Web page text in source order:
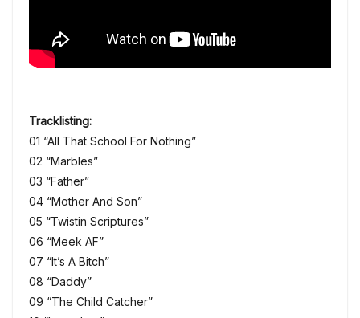
Tracklisting:
01 “All That School For Nothing”
02 “Marbles”
03 “Father”
04 “Mother And Son”
05 “Twistin Scriptures”
06 “Meek AF”
07 “It’s A Bitch”
08 “Daddy”
09 “The Child Catcher”